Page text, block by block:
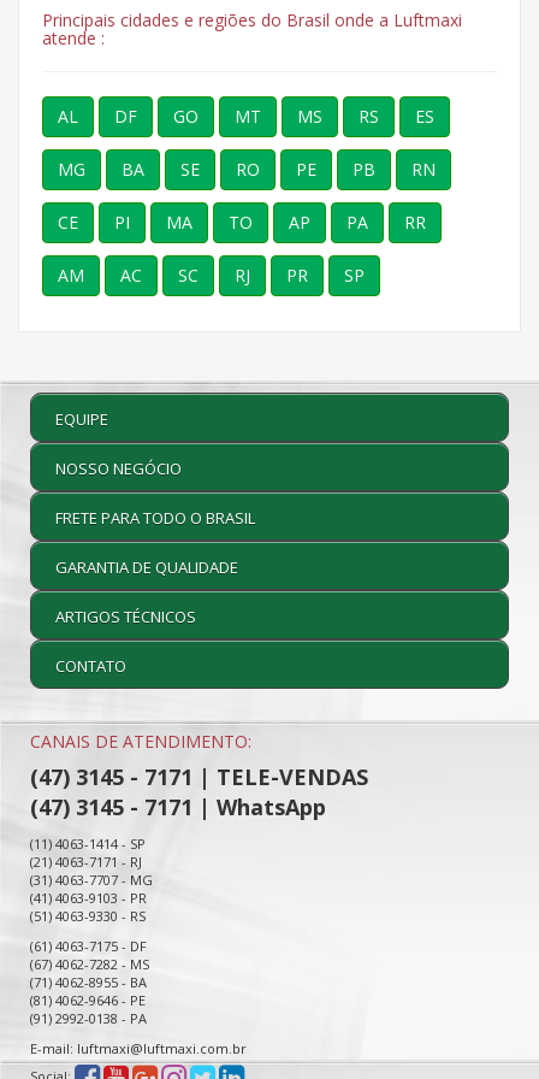
Principais cidades e regiões do Brasil onde a Luftmaxi
atende :
AL DF GO MT MS RS ES
MG BA SE RO PE PB RN
CE PI MA TO AP PA RR
AM AC SC RJ PR SP
EQUIPE
NOSSO NEGÓCIO
FRETE PARA TODO O BRASIL
GARANTIA DE QUALIDADE
ARTIGOS TÉCNICOS
CONTATO
CANAIS DE ATENDIMENTO:
(47) 3145 - 7171 | TELE-VENDAS
(47) 3145 - 7171 | WhatsApp
(11) 4063-1414 - SP
(21) 4063-7171 - RJ
(31) 4063-7707 - MG
(41) 4063-9103 - PR
(51) 4063-9330 - RS
(61) 4063-7175 - DF
(67) 4062-7282 - MS
(71) 4062-8955 - BA
(81) 4062-9646 - PE
(91) 2992-0138 - PA
E-mail: luftmaxi@luftmaxi.com.br